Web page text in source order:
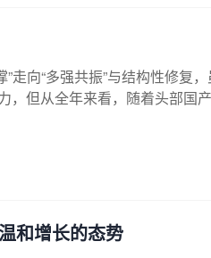
”走向“多强共振”与结构性修复
，但从全年来看，随着头部国
和增长的态势